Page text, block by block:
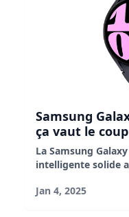
Samsung
ça vaut le coup
La Samsung
intelligente solide
Elles sont
Jan 4, 2025